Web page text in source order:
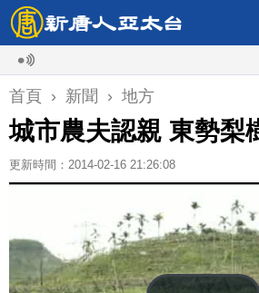
降低
首頁 › 新聞 › 地方
城市農夫認親 東勢梨
更新時間：2014-02-16 21:26:08